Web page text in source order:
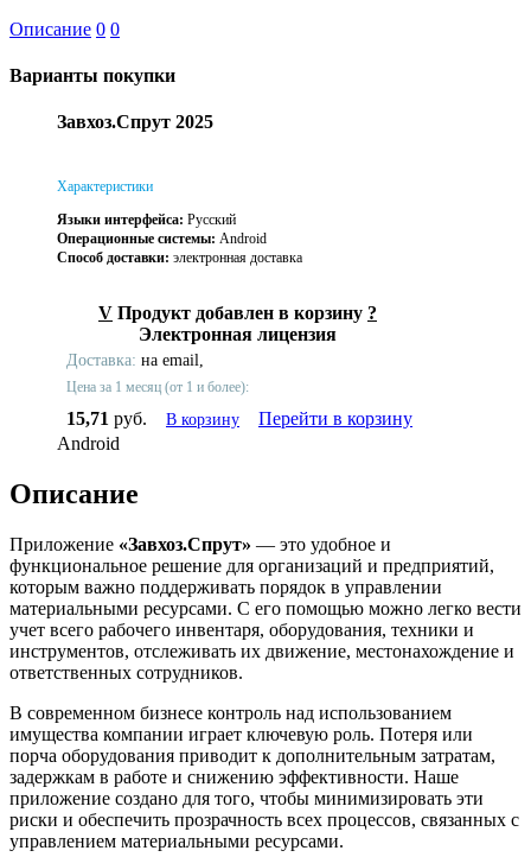
Описание 0 0
Варианты покупки
Завхоз.Спрут 2025
Характеристики
Языки интерфейса: Русский
Операционные системы: Android
Способ доставки: электронная доставка
V Продукт добавлен в корзину ?
Электронная лицензия
Доставка: на email,
Цена за 1 месяц (от 1 и более):
15,71 руб. В корзину
Перейти в корзину
Android
Описание
Приложение «Завхоз.Спрут» — это удобное и
функциональное решение для организаций и предприятий,
которым важно поддерживать порядок в управлении
материальными ресурсами. С его помощью можно легко вести
учет всего рабочего инвентаря, оборудования, техники и
инструментов, отслеживать их движение, местонахождение и
ответственных сотрудников.
В современном бизнесе контроль над использованием
имущества компании играет ключевую роль. Потеря или
порча оборудования приводит к дополнительным затратам,
задержкам в работе и снижению эффективности. Наше
приложение создано для того, чтобы минимизировать эти
риски и обеспечить прозрачность всех процессов, связанных с
управлением материальными ресурсами.